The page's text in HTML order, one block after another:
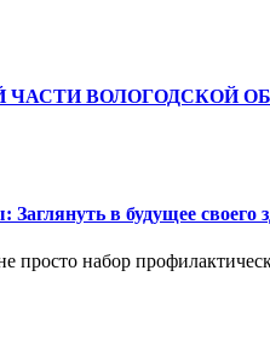
ЧАСТИ ВОЛОГОДСКОЙ
в будущее своего
просто набор